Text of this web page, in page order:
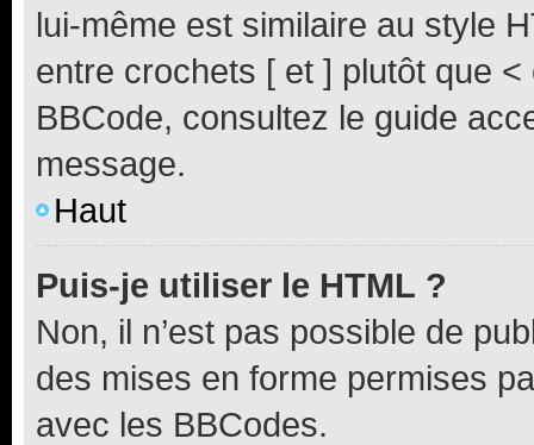
lui-même est similaire au style
entre crochets [ et ] plutôt que
BBCode, consultez le guide
message.
Haut
Puis-je utiliser le HTML ?
Non, il n’est pas possible de
des mises en forme permises
avec les BBCodes.